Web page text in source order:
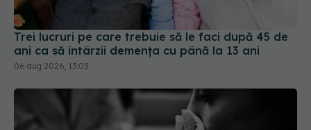
Trei lucruri pe care trebuie să le faci după 45 de
ani ca să întârzii demența cu până la 13 ani
06 aug 2026, 13:03